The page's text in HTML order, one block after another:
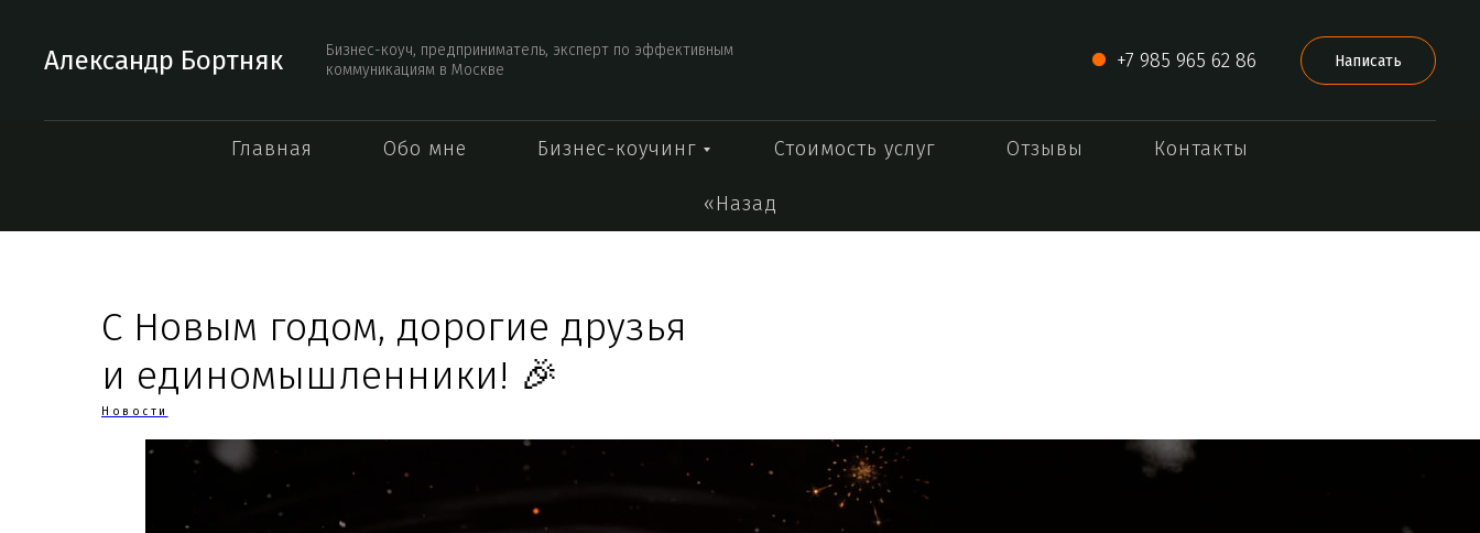
Александр Бортняк
Бизнес-коуч, предприниматель, эксперт по эффективным
коммуникациям в Москве
+7 985 965 62 86 Написать
Главная Обо мне Бизнес-коучинг Стоимость услуг Отзывы Контакты
«Назад
С Новым годом, дорогие друзья
и единомышленники! 🎉
Новости